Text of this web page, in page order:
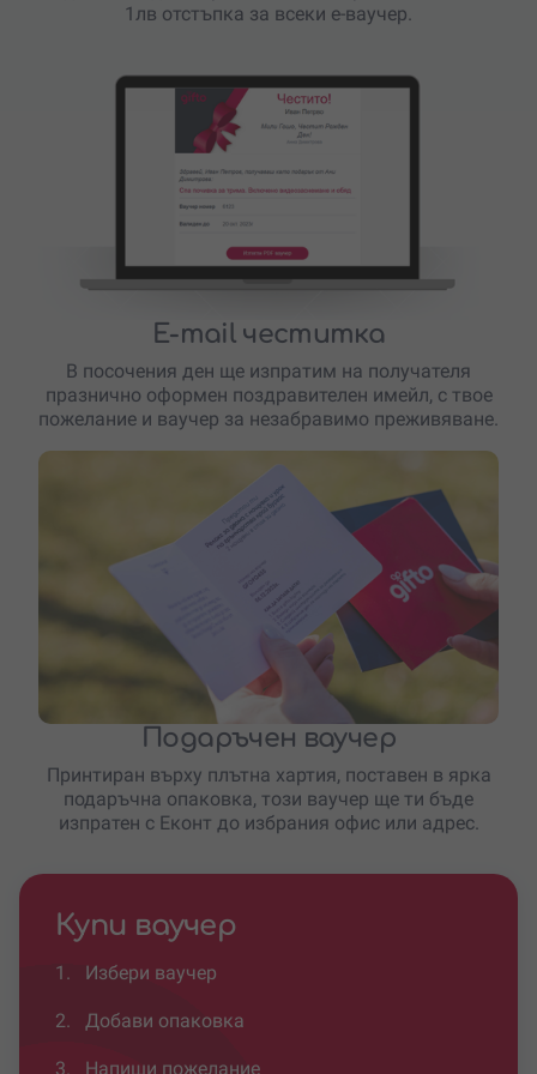
1лв отстъпка за всеки е-ваучер.
E-mail честитка
В посочения ден ще изпратим на получателя
празнично оформен поздравителен имейл, с твое
пожелание и ваучер за незабравимо преживяване.
Подаръчен ваучер
Принтиран върху плътна хартия, поставен в ярка
подаръчна опаковка, този ваучер ще ти бъде
изпратен с Еконт до избрания офис или адрес.
Купи ваучер
1. Избери ваучер
2. Добави опаковка
3. Напиши пожелание